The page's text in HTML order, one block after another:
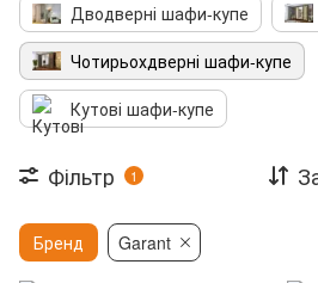
Дводверні шафи-купе
Чотирьохдверні шафи-купе
Кутові шафи-купе
Фільтр 1
Бренд Garant